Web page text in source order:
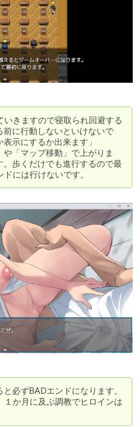
きますので寝取られ回避する
に行動しないといけないで
示にするか出来ます」
「マップ移動」で上がりま
歩くだけでも進行するので最
には行けないです。
必ずBADエンドになります。
１か月に及ぶ調教でヒロインは